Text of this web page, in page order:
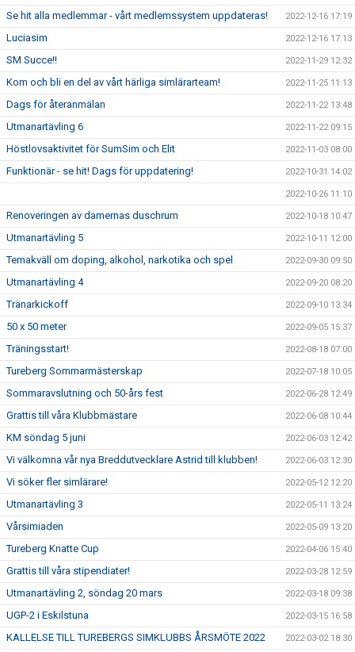
Se hit alla medlemmar - vårt medlemssystem uppdateras! 2022-12-16 17:19
Luciasim 2022-12-16 17:13
SM Succe!! 2022-11-29 12:32
Kom och bli en del av vårt härliga simlärarteam! 2022-11-25 11:13
Dags för återanmälan 2022-11-22 13:48
Utmanartävling 6 2022-11-22 09:15
Höstlovsaktivitet för SumSim och Elit 2022-11-03 08:00
Funktionär - se hit! Dags för uppdatering! 2022-10-31 14:02
2022-10-26 11:10
Renoveringen av damernas duschrum 2022-10-18 10:47
Utmanartävling 5 2022-10-11 12:00
Temakväll om doping, alkohol, narkotika och spel 2022-09-30 09:50
Utmanartävling 4 2022-09-20 08:20
Tränarkickoff 2022-09-10 13:34
50 x 50 meter 2022-09-05 15:37
Träningsstart! 2022-08-18 07:00
Tureberg Sommarmästerskap 2022-07-18 10:05
Sommaravslutning och 50-års fest 2022-06-28 12:49
Grattis till våra Klubbmästare 2022-06-08 10:44
KM söndag 5 juni 2022-06-03 12:42
Vi välkomna vår nya Breddutvecklare Astrid till klubben! 2022-06-03 12:30
Vi söker fler simlärare! 2022-05-12 12:20
Utmanartävling 3 2022-05-11 13:24
Vårsimiaden 2022-05-09 13:20
Tureberg Knatte Cup 2022-04-06 15:40
Grattis till våra stipendiater! 2022-03-28 12:59
Utmanartävling 2, söndag 20 mars 2022-03-18 09:38
UGP-2 i Eskilstuna 2022-03-15 16:58
KALLELSE TILL TUREBERGS SIMKLUBBS ÅRSMÖTE 2022 2022-03-02 18:30